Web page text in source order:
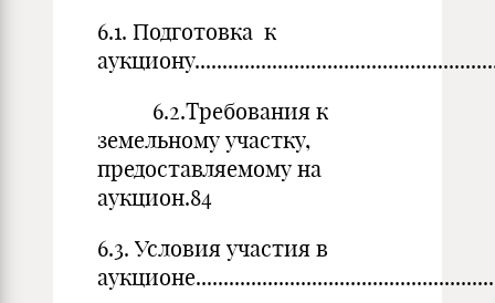
6.1. Подготовка к
6.2.Требования к
земельному участку,
предоставляемому на
аукцион.84
6.3. Условия участия в